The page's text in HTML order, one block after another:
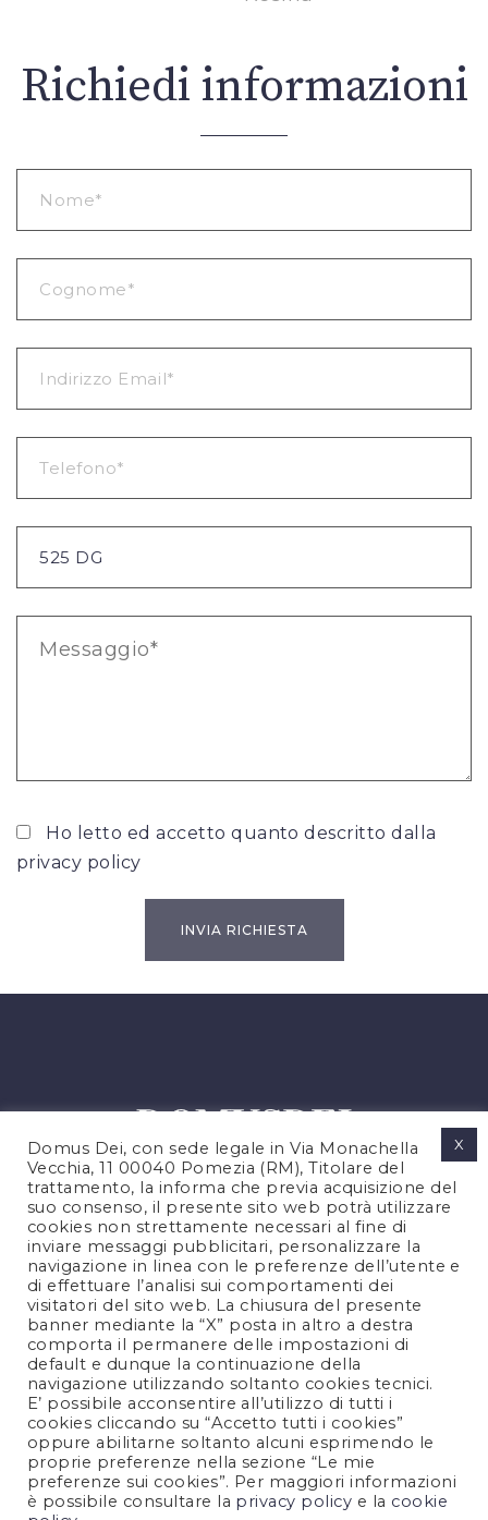
Richiedi informazioni
Ho letto ed accetto quanto descritto dalla
privacy policy
PRIVACY POLICY
COOKIES POLICY
NOTE LEGALI
CONTATTACI
FOLLOW US
Domus Dei, con sede legale in Via Monachella
Vecchia, 11 00040 Pomezia (RM), Titolare del
trattamento, la informa che previa acquisizione del
suo consenso, il presente sito web potrà utilizzare
cookies non strettamente necessari al fine di
inviare messaggi pubblicitari, personalizzare la
navigazione in linea con le preferenze dell’utente e
di effettuare l’analisi sui comportamenti dei
visitatori del sito web. La chiusura del presente
banner mediante la “X” posta in altro a destra
comporta il permanere delle impostazioni di
default e dunque la continuazione della
navigazione utilizzando soltanto cookies tecnici.
E’ possibile acconsentire all’utilizzo di tutti i
cookies cliccando su “Accetto tutti i cookies”
oppure abilitarne soltanto alcuni esprimendo le
proprie preferenze nella sezione “Le mie
preferenze sui cookies”. Per maggiori informazioni
è possibile consultare la privacy policy e la cookie
X